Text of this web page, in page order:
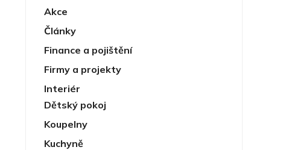
Akce
Články
Finance a pojištění
Firmy a projekty
Interiér
Dětský pokoj
Koupelny
Kuchyně